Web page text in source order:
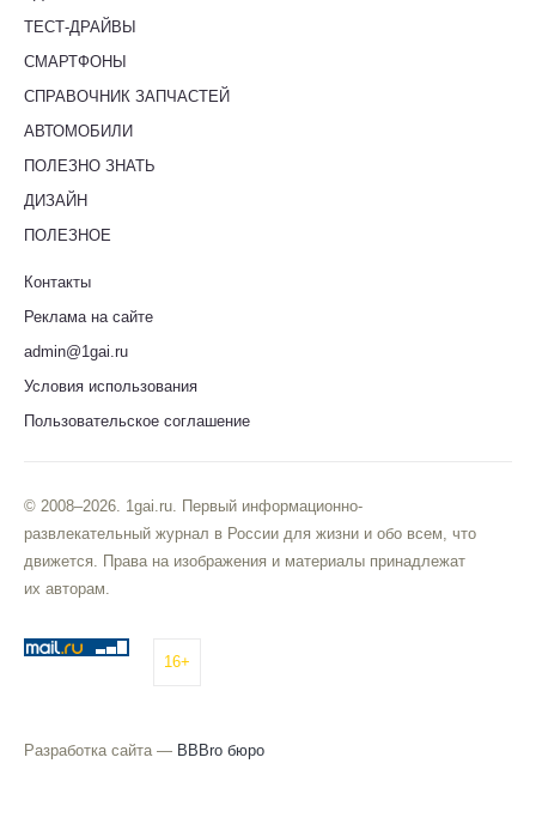
ТЕСТ-ДРАЙВЫ
СМАРТФОНЫ
СПРАВОЧНИК ЗАПЧАСТЕЙ
АВТОМОБИЛИ
ПОЛЕЗНО ЗНАТЬ
ДИЗАЙН
ПОЛЕЗНОЕ
Контакты
Реклама на сайте
admin@1gai.ru
Условия использования
Пользовательское соглашение
© 2008–2026. 1gai.ru. Первый информационно-
развлекательный журнал в России для жизни и обо всем, что
движется. Права на изображения и материалы принадлежат
их авторам.
16+
Разработка сайта — BBBro бюро